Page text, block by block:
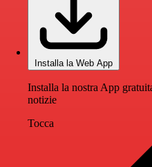
Installa la Web App
Installa la nostra App
notizie
Tocca